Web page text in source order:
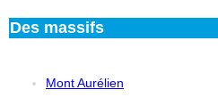
Des massifs
Mont Aurélien